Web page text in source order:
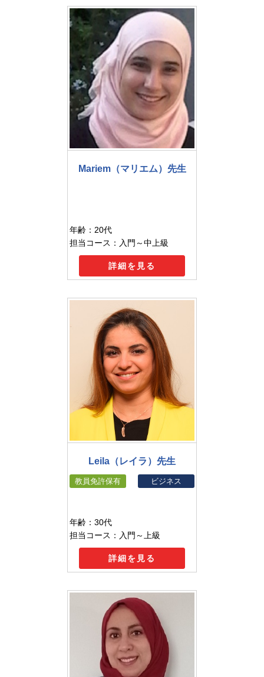
Mariem（マリエム）先生
年齢：20代
担当コース：入門～中上級
詳細を見る
Leila（レイラ）先生
教員免許保有 ビジネス
年齢：30代
担当コース：入門～上級
詳細を見る